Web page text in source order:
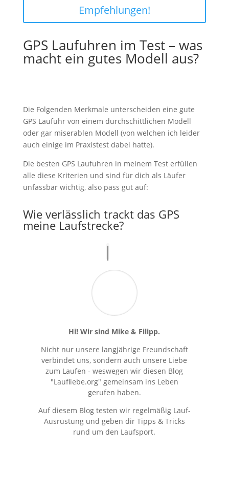
Empfehlungen!
GPS Laufuhren im Test – was
macht ein gutes Modell aus?
Die Folgenden Merkmale unterscheiden eine gute
GPS Laufuhr von einem durchschittlichen Modell
oder gar miserablen Modell (von welchen ich leider
auch einige im Praxistest dabei hatte).
Die besten GPS Laufuhren in meinem Test erfüllen
alle diese Kriterien und sind für dich als Läufer
unfassbar wichtig, also pass gut auf:
Wie verlässlich trackt das GPS
meine Laufstrecke?
Hi! Wir sind Mike & Filipp.
Nicht nur unsere langjährige Freundschaft
verbindet uns, sondern auch unsere Liebe
zum Laufen - weswegen wir diesen Blog
"Laufliebe.org" gemeinsam ins Leben
gerufen haben.
Auf diesem Blog testen wir regelmäßig Lauf-
Ausrüstung und geben dir Tipps & Tricks
rund um den Laufsport.